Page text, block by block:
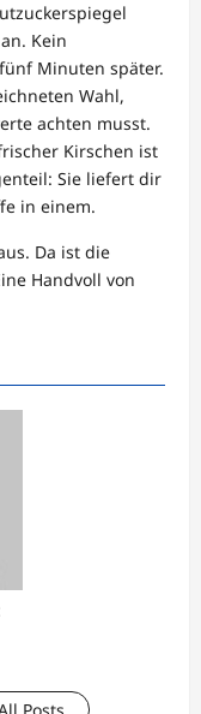
Kein
Minuten später.
Wahl,
achten musst.
Kirschen ist
Sie liefert dir
in einem.
Da ist die
Handvoll von